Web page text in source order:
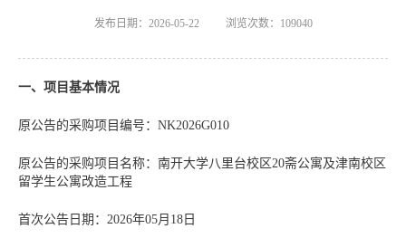
发布日期：2026-05-22 浏览次数： 109040
一、项目基本情况
原公告的采购项目编号：NK2026G010
原公告的采购项目名称：南开大学八里台校区20斋公寓及津南校区
留学生公寓改造工程
首次公告日期：2026年05月18日